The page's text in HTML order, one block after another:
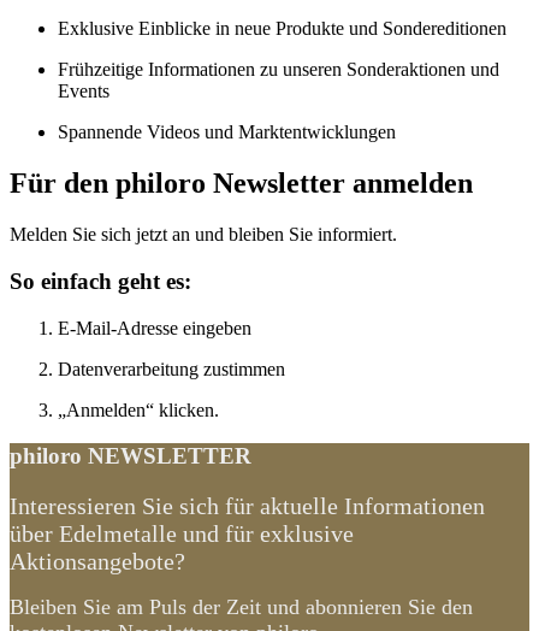
Exklusive Einblicke in neue Produkte und Sondereditionen
Frühzeitige Informationen zu unseren Sonderaktionen und
Events
Spannende Videos und Marktentwicklungen
Für den philoro Newsletter anmelden
Melden Sie sich jetzt an und bleiben Sie informiert.
So einfach geht es:
E-Mail-Adresse eingeben
Datenverarbeitung zustimmen
„Anmelden“ klicken.
philoro NEWSLETTER
Interessieren Sie sich für aktuelle Informationen
über Edelmetalle und für exklusive
Aktionsangebote?
Bleiben Sie am Puls der Zeit und abonnieren Sie den